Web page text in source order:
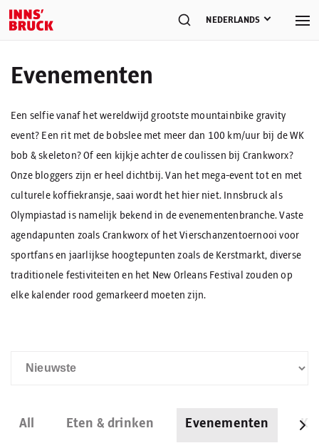
NEDERLANDS
Evenementen
Een selfie vanaf het wereldwijd grootste mountainbike gravity
event? Een rit met de bobslee met meer dan 100 km/uur bij de WK
bob & skeleton? Of een kijkje achter de coulissen bij Crankworx?
Onze bloggers zijn er heel dichtbij. Van het mega-event tot en met
culturele koffiekransje, saai wordt het hier niet. Innsbruck als
Olympiastad is namelijk bekend in de evenementenbranche. Vaste
agendapunten zoals Crankworx of het Vierschanzentoernooi voor
sportfans en jaarlijkse hoogtepunten zoals de Kerstmarkt, diverse
traditionele festiviteiten en het New Orleans Festival zouden op
elke kalender rood gemarkeerd moeten zijn.
All Eten & drinken Evenementen